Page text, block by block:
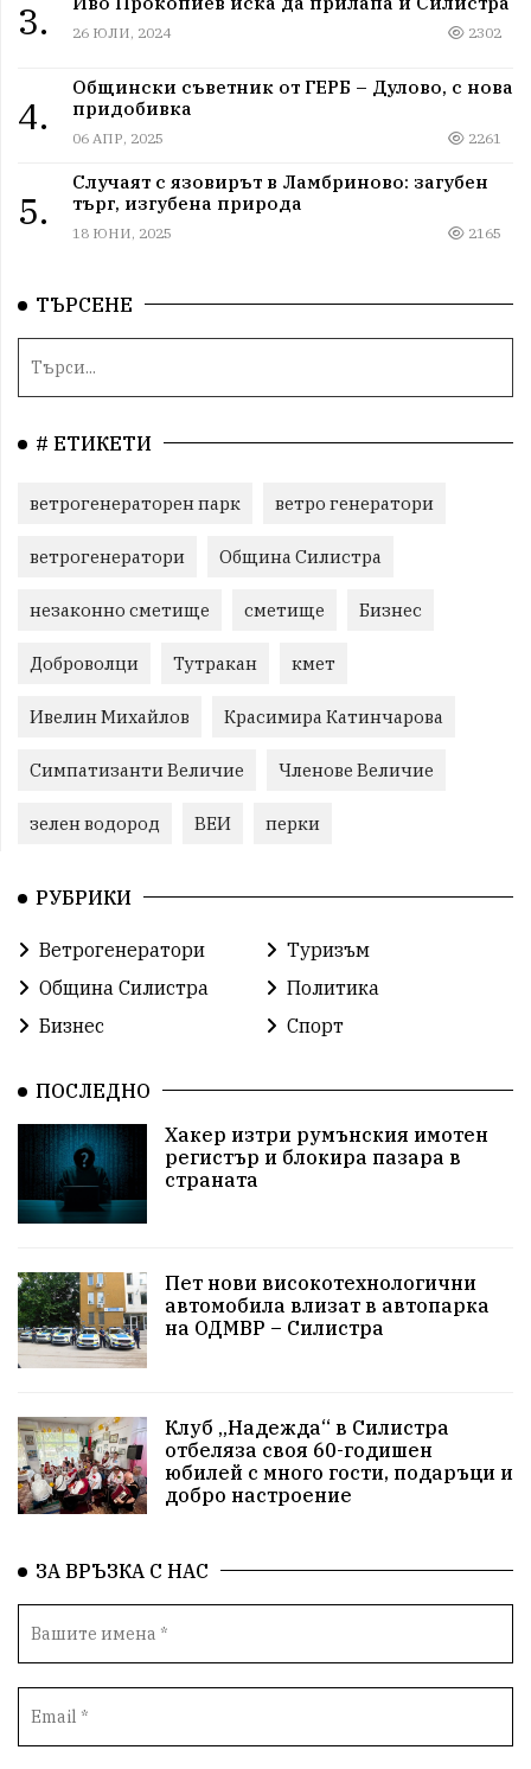
3. 26 ЮЛИ, 2024 2302
4.
Общински съветник от ГЕРБ – Дулово, с нова
придобивка
06 АПР, 2025 2261
5.
Случаят с язовирът в Ламбриново: загубен
търг, изгубена природа
18 ЮНИ, 2025 2165
ТЪРСЕНЕ
# ЕТИКЕТИ
ветрогенераторен парк ветро генератори
ветрогенератори Община Силистра
незаконно сметище сметище Бизнес
Доброволци Тутракан кмет
Ивелин Михайлов Красимира Катинчарова
Симпатизанти Величие Членове Величие
зелен водород ВЕИ перки
РУБРИКИ
Ветрогенератори
Туризъм
Община Силистра
Политика
Бизнес
Спорт
ПОСЛЕДНО
Хакер изтри румънския имотен
регистър и блокира пазара в
страната
Пет нови високотехнологични
автомобила влизат в автопарка
на ОДМВР – Силистра
Клуб „Надежда“ в Силистра
отбеляза своя 60-годишен
юбилей с много гости, подаръци и
добро настроение
ЗА ВРЪЗКА С НАС